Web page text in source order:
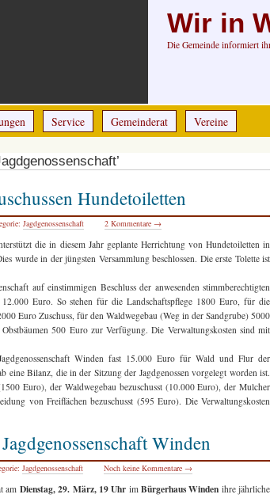
Wir in
Die Gemeinde informiert
Service Gemeinderat Vereine
Hundetoiletten
Jagdgenossenschaft 2 Kommentare →
die in diesem Jahr geplante Herrichtung von Hundetoiletten in
wurde in der jüngsten Versammlung beschlossen. Die erste Tolette ist
auf einstimmigen Beschluss der anwesenden stimmberechtigten
Euro. So stehen für die Landschaftspflege 1800 Euro, für die
Euro Zuschuss, für den Waldwegebau (Weg in der Sandgrube) 5000
500 Euro zur Verfügung. Die Verwaltungskosten sind mit
Winden fast 15.000 Euro für Wald und Flur der
eine Bilanz, die in der Sitzung der Jagdgenossen vorgelegt worden ist.
Euro), der Waldwegebau bezuschusst (10.000 Euro), der Mulcher
von Freiflächen bezuschusst (595 Euro). Die Verwaltungskosten
Winden
Jagdgenossenschaft Noch keine Kommentare →
am Dienstag, 29. März, 19 Uhr im Bürgerhaus Winden ihre jährliche